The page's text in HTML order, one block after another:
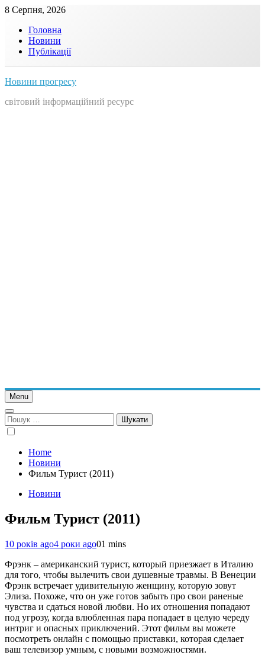
Skip
content
8 Серпня, 2026
Головна
Новини
Публікації
Новини прогресу
світовий інформаційний ресурс
Menu
Пошук:
Home
Новини
Фильм Турист (2011)
Новини
Фильм Турист (2011)
10 років ago4 роки ago01 mins
Фрэнк – американский турист, который приезжает в Италию
для того, чтобы вылечить свои душевные травмы. В Венеции
Фрэнк встречает удивительную женщину, которую зовут
Элиза. Похоже, что он уже готов забыть про свои раненые
чувства и сдаться новой любви. Но их отношения попадают
под угрозу, когда влюбленная пара попадает в целую череду
интриг и опасных приключений. Этот фильм вы можете
посмотреть онлайн с помощью приставки, которая сделает
ваш телевизор умным, с новыми возможностями.